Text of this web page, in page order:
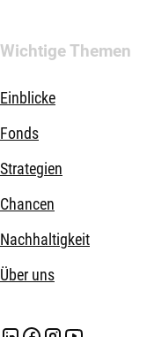
Wichtige Themen
Einblicke
Fonds
Strategien
Chancen
Nachhaltigkeit
Über uns